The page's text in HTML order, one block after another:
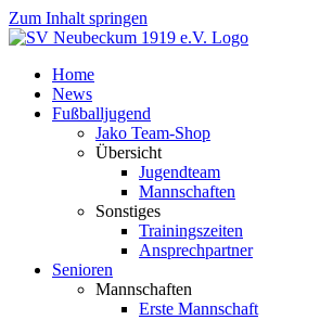
Zum Inhalt springen
Home
News
Fußballjugend
Jako Team-Shop
Übersicht
Jugendteam
Mannschaften
Sonstiges
Trainingszeiten
Ansprechpartner
Senioren
Mannschaften
Erste Mannschaft